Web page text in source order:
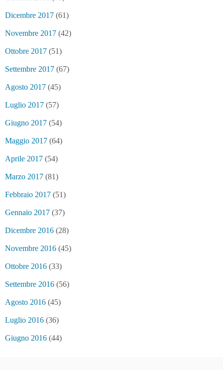
Dicembre 2017 (61)
Novembre 2017 (42)
Ottobre 2017 (51)
Settembre 2017 (67)
Agosto 2017 (45)
Luglio 2017 (57)
Giugno 2017 (54)
Maggio 2017 (64)
Aprile 2017 (54)
Marzo 2017 (81)
Febbraio 2017 (51)
Gennaio 2017 (37)
Dicembre 2016 (28)
Novembre 2016 (45)
Ottobre 2016 (33)
Settembre 2016 (56)
Agosto 2016 (45)
Luglio 2016 (36)
Giugno 2016 (44)